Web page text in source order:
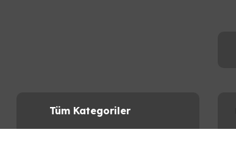
Tüm Kategoriler